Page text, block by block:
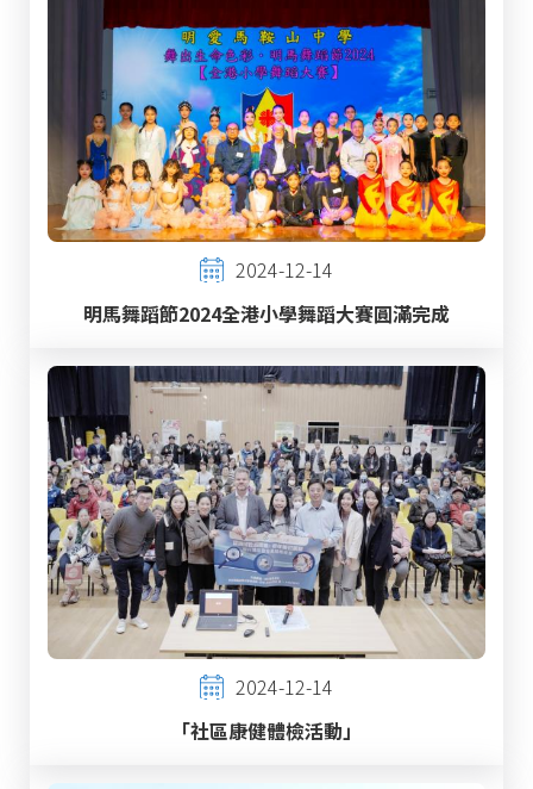
2024-12-14
明馬舞蹈節2024全港小學舞蹈大賽圓滿完成
2024-12-14
「社區康健體檢活動」